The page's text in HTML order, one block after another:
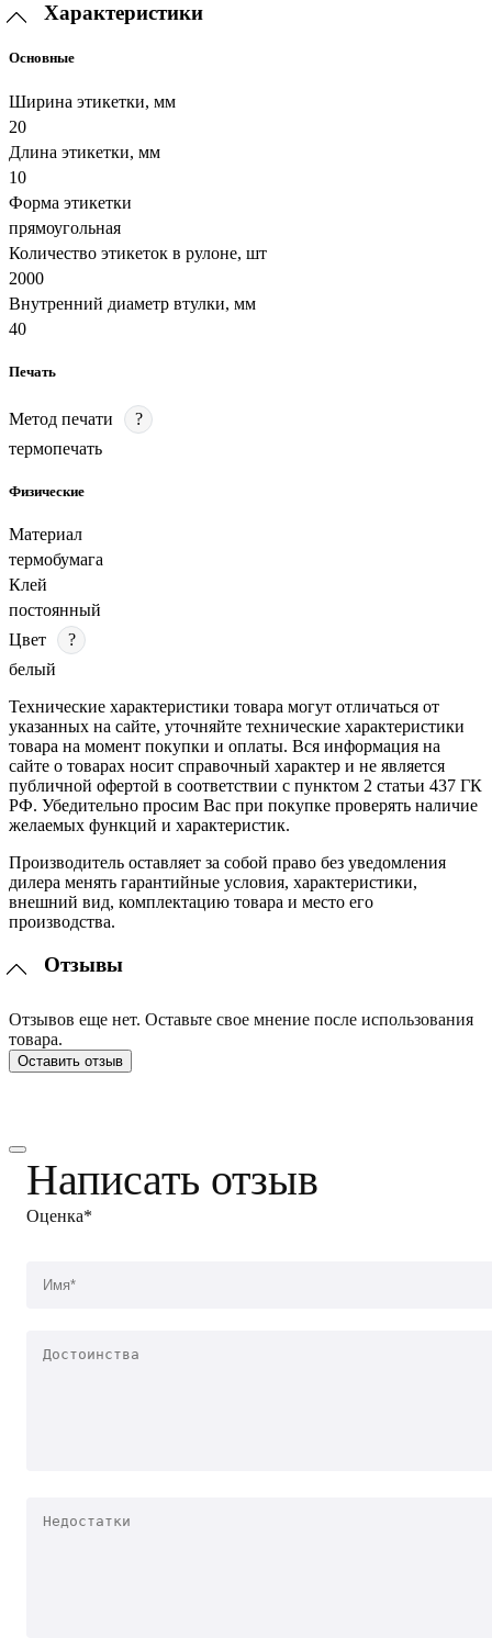
Характеристики
Основные
Ширина этикетки, мм
20
Длина этикетки, мм
10
Форма этикетки
прямоугольная
Количество этикеток в рулоне, шт
2000
Внутренний диаметр втулки, мм
40
Печать
Метод печати
?
термопечать
Физические
Материал
термобумага
Клей
постоянный
Цвет
?
белый
Технические характеристики товара могут отличаться от
указанных на сайте, уточняйте технические характеристики
товара на момент покупки и оплаты. Вся информация на
сайте о товарах носит справочный характер и не является
публичной офертой в соответствии с пунктом 2 статьи 437 ГК
РФ. Убедительно просим Вас при покупке проверять наличие
желаемых функций и характеристик.
Производитель оставляет за собой право без уведомления
дилера менять гарантийные условия, характеристики,
внешний вид, комплектацию товара и место его
производства.
Отзывы
Отзывов еще нет. Оставьте свое мнение после использования
товара.
Оставить отзыв
Написать отзыв
Оценка*